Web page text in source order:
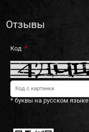
Отзывы
Код
* буквы на русском языке